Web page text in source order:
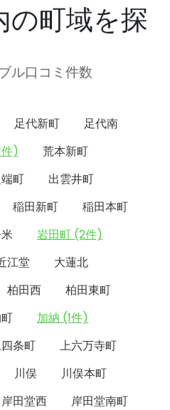
の町域を探
ル口コミ件数
足代新町
足代南
)
荒本新町
町
出雲井町
稲田新町
稲田本町
岩田町 (2件)
江堂
大蓮北
柏田西
柏田東町
加納 (1件)
条町
上六万寺町
川俣
川俣本町
岸田堂西
岸田堂南町